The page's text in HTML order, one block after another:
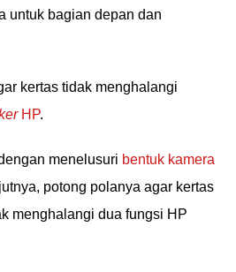
untuk bagian depan dan
kertas tidak menghalangi
HP.
menelusuri bentuk kamera
potong polanya agar kertas
menghalangi dua fungsi HP